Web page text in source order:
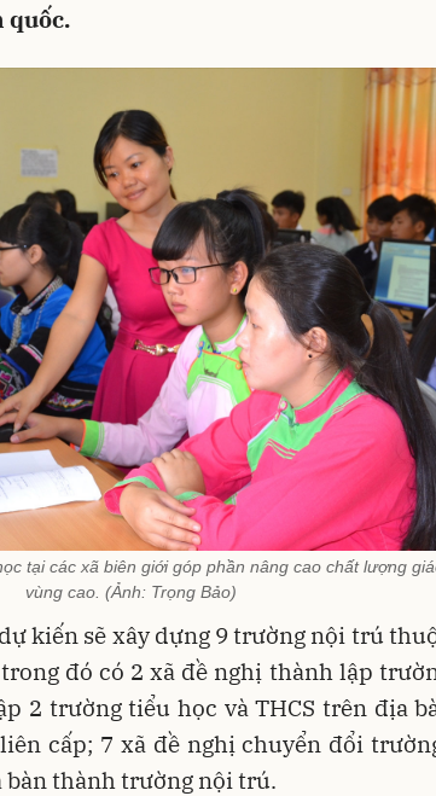
quốc.
tại các xã biên giới góp phần nâng cao chất lượng
vùng cao. (Ảnh: Trọng Bảo)
dự kiến sẽ xây dựng 9 trường nội trú
đó có 2 xã đề nghị thành lập
2 trường tiểu học và THCS trên địa
cấp; 7 xã đề nghị chuyển đổi
thành trường nội trú.